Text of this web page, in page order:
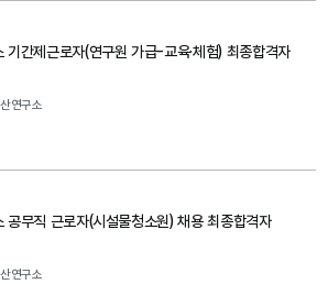
기간제근로자(연구원 가급-교육·체험) 최종합격자
연구소
공무직 근로자(시설물청소원) 채용 최종합격자
연구소